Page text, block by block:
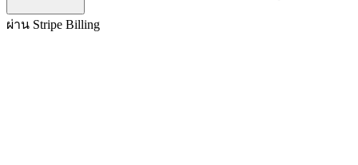
ผ่าน Stripe Billing